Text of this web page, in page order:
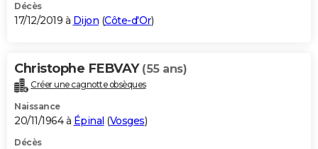
Décès
17/12/2019 à Dijon (Côte-d'Or)
Christophe FEBVAY (55 ans)
Créer une cagnotte obsèques
Naissance
20/11/1964 à Épinal (Vosges)
Décès